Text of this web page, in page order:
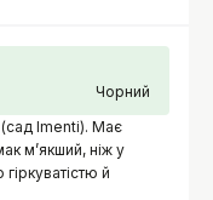
Чорний
(сад Imenti). Має
м’якший, ніж у
й